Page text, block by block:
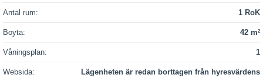
Antal rum: 1 RoK
Boyta: 42 m2
Våningsplan: 1
Websida:
Lägenheten är redan borttagen från hyresvärdens